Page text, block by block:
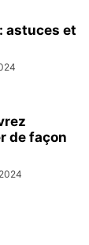
astuces et
de façon